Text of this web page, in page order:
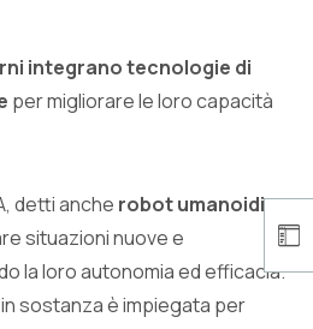
integrano tecnologie di
per migliorare le loro capacità
detti anche robot umanoidi,
situazioni nuove e
la loro autonomia ed efficacia.
sostanza è impiegata per